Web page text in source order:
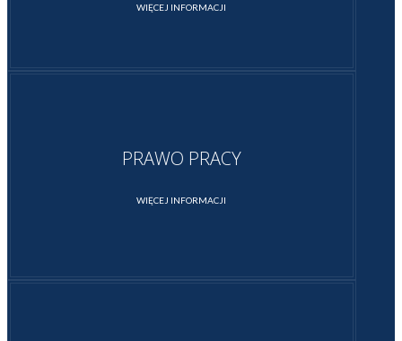
WIĘCEJ INFORMACJI
PRAWO PRACY
WIĘCEJ INFORMACJI